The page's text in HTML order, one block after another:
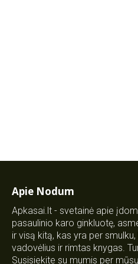
Apie Nodum
Apkasai.lt - svetainė apie
pasaulinio karo ginkluotę,
ir visą kitą, kas yra per
vadovėlius ir rimtas knygas.
Susisiekite su mumis per mūsų